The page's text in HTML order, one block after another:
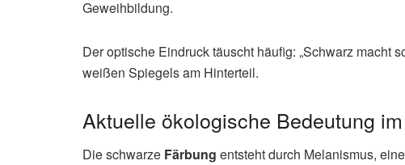
Geweihbildung.
Der optische Eindruck täuscht häufig: „Schwarz macht
weißen Spiegels am Hinterteil.
Aktuelle ökologische Bedeutung
Die schwarze Färbung entsteht durch Melanismus,